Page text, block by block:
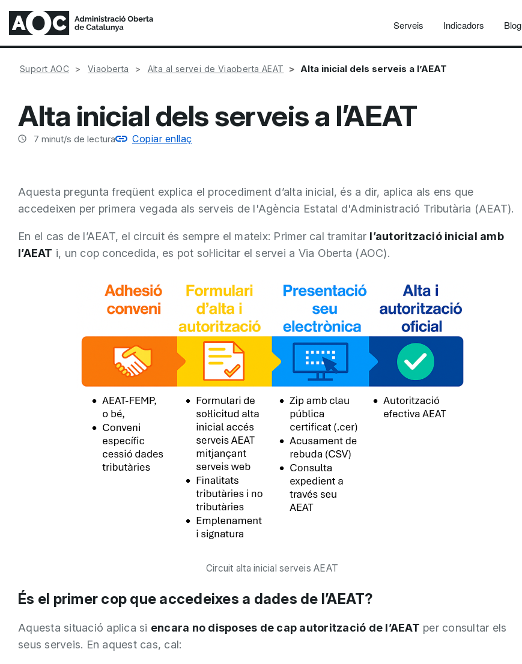
Serveis Indicadors Blog
Suport AOC Viaoberta Alta al servei de Viaoberta AEAT Alta inicial dels serveis a l’AEAT
Alta inicial dels serveis a l’AEAT
7 minut/s de lectura Copiar enllaç
Aquesta pregunta freqüent explica el procediment d’alta inicial, és a dir, aplica als ens que
accedeixen per primera vegada als serveis de l'Agència Estatal d'Administració Tributària (AEAT).
En el cas de l’AEAT, el circuit és sempre el mateix: Primer cal tramitar l’autorització inicial amb
l’AEAT i, un cop concedida, es pot sol·licitar el servei a Via Oberta (AOC).
Circuit alta inicial serveis AEAT
És el primer cop que accedeixes a dades de l’AEAT?
Aquesta situació aplica si encara no disposes de cap autorització de l’AEAT per consultar els
seus serveis. En aquest cas, cal: